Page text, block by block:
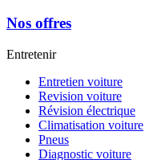
Nos offres
Entretenir
Entretien voiture
Revision voiture
Révision électrique
Climatisation voiture
Pneus
Diagnostic voiture